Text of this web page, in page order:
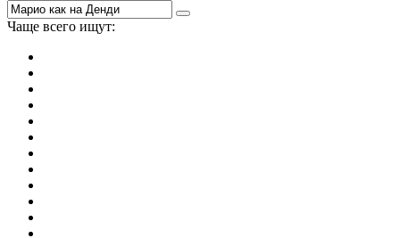
Чаще всего ищут: